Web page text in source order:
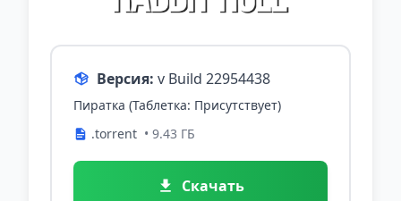
Версия: v Build 22954438
Пиратка (Таблетка: Присутствует)
.torrent • 9.43 ГБ
Скачать